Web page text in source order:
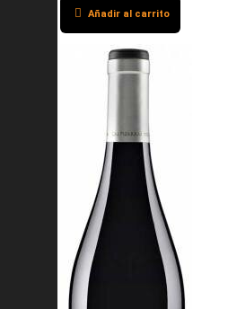
Añadir al carrito